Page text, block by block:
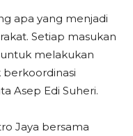
apa yang menjadi
Setiap masukan
melakukan
Asep Edi Suheri.
Jaya bersama